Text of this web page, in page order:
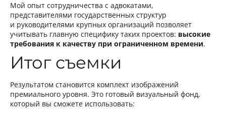
Мой опыт сотрудничества с адвокатами,
представителями государственных структур
и руководителями крупных организаций позволяет
учитывать главную специфику таких проектов: высокие
требования к качеству при ограниченном времени.
Итог съемки
Результатом становится комплект изображений
премиального уровня. Это готовый визуальный фонд,
который вы сможете использовать: